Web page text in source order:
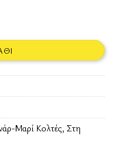
Μαρί Κολτές, Στη